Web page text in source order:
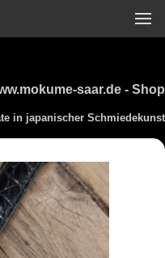
saar.de - Shop
in japanischer Schmiedekunst